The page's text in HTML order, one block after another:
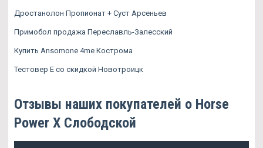
Дростанолон Пропионат + Суст Арсеньев
Примобол продажа Переславль-Залесский
Купить Ansomone 4me Кострома
Тестовер Е со скидкой Новотроицк
Отзывы наших покупателей о Horse
Power X Слободской